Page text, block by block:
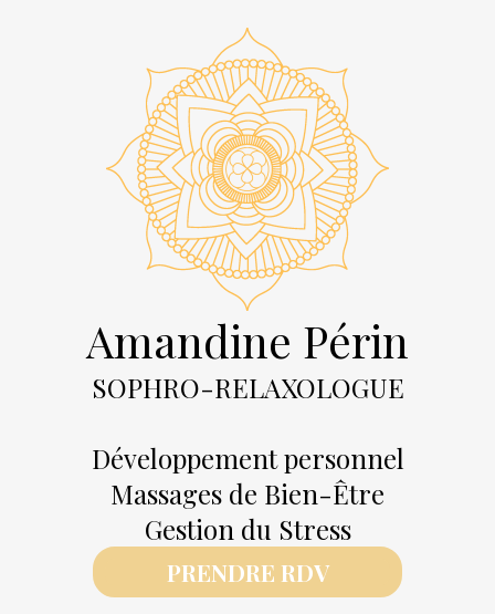
Amandine Périn
SOPHRO-RELAXOLOGUE
Développement personnel
Massages de Bien-Être
Gestion du Stress
PRENDRE RDV